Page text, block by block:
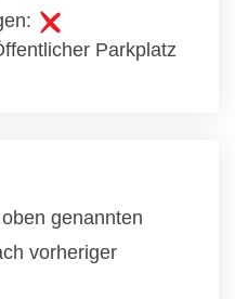
Parkplatz
genannten
vorheriger